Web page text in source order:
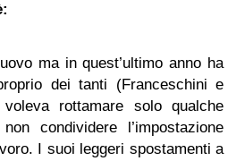
ma in quest’ultimo anno ha
dei tanti (Franceschini e
rottamare solo qualche
condividere l’impostazione
I suoi leggeri spostamenti a